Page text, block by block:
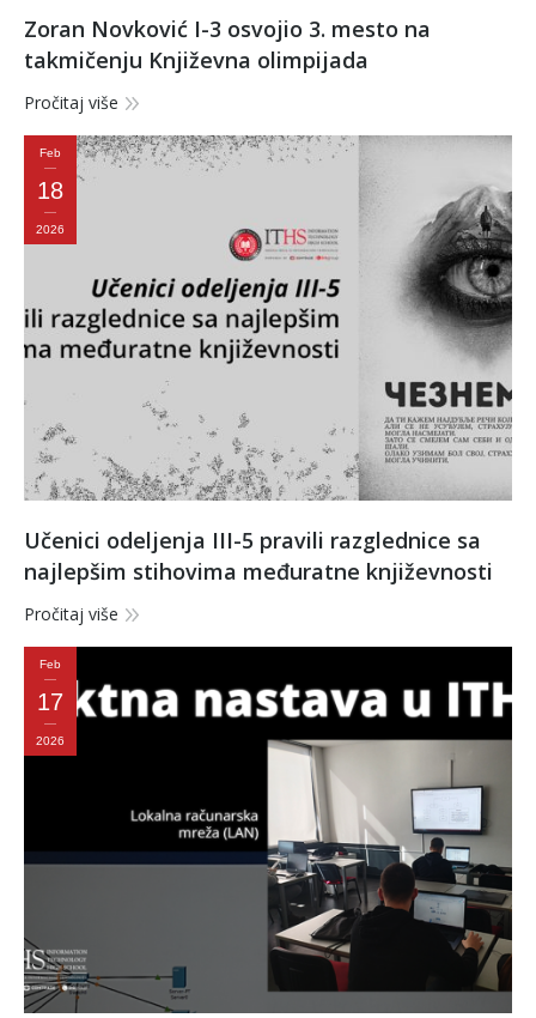
Zoran Novković I-3 osvojio 3. mesto na
takmičenju Književna olimpijada
Pročitaj više
Feb
18
2026
Učenici odeljenja III-5 pravili razglednice sa
najlepšim stihovima međuratne književnosti
Pročitaj više
Feb
17
2026